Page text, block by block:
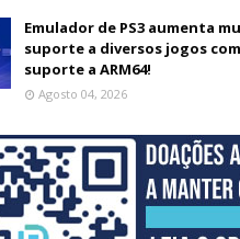
Emulador de PS3 aumenta
suporte a diversos jogos
suporte a ARM64!
Agosto 04, 2026